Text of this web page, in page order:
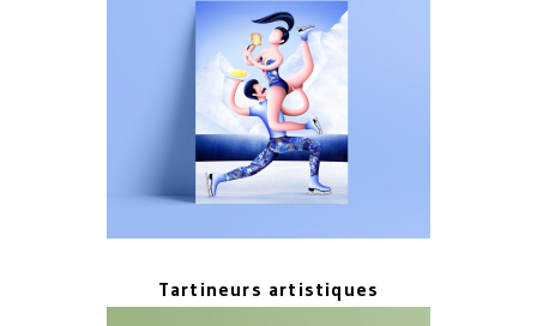
Tartineurs artistiques